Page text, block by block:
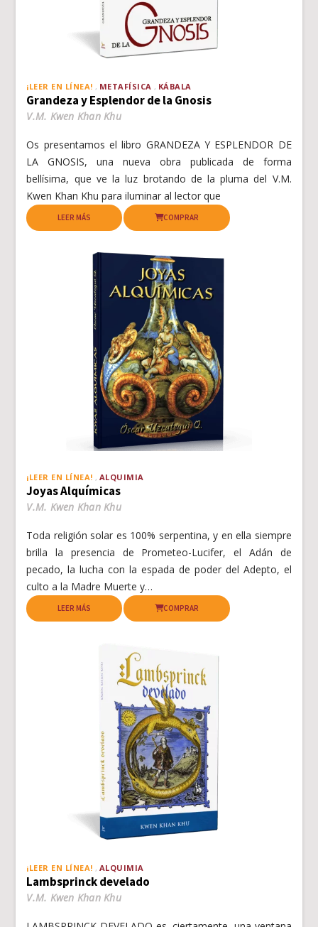
¡LEER EN LÍNEA! METAFÍSICA KÁBALA
Grandeza y Esplendor de la Gnosis
V.M. Kwen Khan Khu
Os presentamos el libro GRANDEZA Y ESPLENDOR DE
LA GNOSIS, una nueva obra publicada de forma
bellísima, que ve la luz brotando de la pluma del V.M.
Kwen Khan Khu para iluminar al lector que
LEER MÁS COMPRAR
¡LEER EN LÍNEA! ALQUIMIA
Joyas Alquímicas
V.M. Kwen Khan Khu
Toda religión solar es 100% serpentina, y en ella siempre
brilla la presencia de Prometeo-Lucifer, el Adán de
pecado, la lucha con la espada de poder del Adepto, el
culto a la Madre Muerte y…
LEER MÁS COMPRAR
¡LEER EN LÍNEA! ALQUIMIA
Lambsprinck develado
V.M. Kwen Khan Khu